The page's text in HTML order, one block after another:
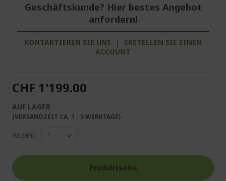
Geschäftskunde? Hier bestes Angebot
anfordern!
KONTAKTIEREN SIE UNS |
ERSTELLEN SIE EINEN
ACCOUNT
CHF 1'199.00
AUF LAGER
(VERSANDZEIT CA. 1 - 5 WERKTAGE)
Anzahl:
Produktseite